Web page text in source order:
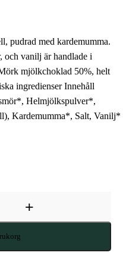
pudrad med kardemumma.
och vanilj är handlade i
mjölkchoklad 50%, helt
ingredienser Innehåll
Helmjölkspulver*,
Kardemumma*, Salt, Vanilj*
+